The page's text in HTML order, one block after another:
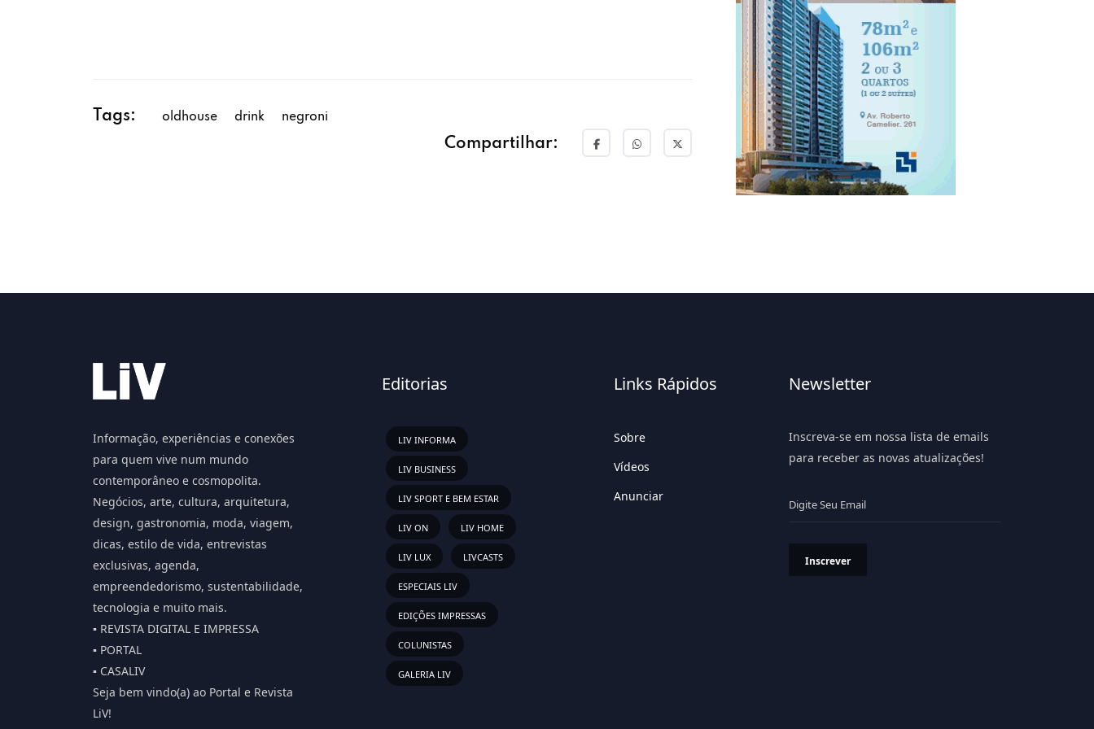
Tags: oldhouse drink negroni
Compartilhar:
Informação, experiências e conexões
para quem vive num mundo
contemporâneo e cosmopolita.
Negócios, arte, cultura, arquitetura,
design, gastronomia, moda, viagem,
dicas, estilo de vida, entrevistas
exclusivas, agenda,
empreendedorismo, sustentabilidade,
tecnologia e muito mais.
▪️ REVISTA DIGITAL E IMPRESSA
▪️ PORTAL
▪️ CASALIV
Seja bem vindo(a) ao Portal e Revista
LiV!
Editorias
LIV INFORMA
LIV BUSINESS
LIV SPORT E BEM ESTAR
LIV ON LIV HOME
LIV LUX LIVCASTS
ESPECIAIS LIV
EDIÇÕES IMPRESSAS
COLUNISTAS
GALERIA LIV
Links Rápidos
Sobre
Vídeos
Anunciar
Newsletter
Inscreva-se em nossa lista de emails
para receber as novas atualizações!
Inscrever